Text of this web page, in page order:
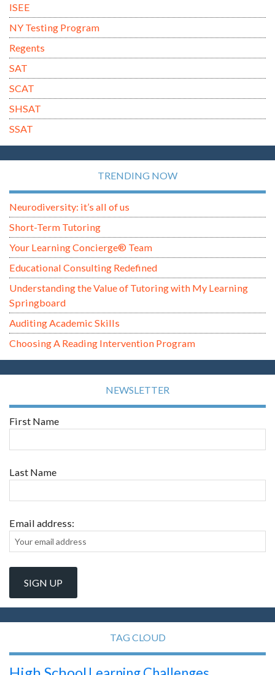
ISEE
NY Testing Program
Regents
SAT
SCAT
SHSAT
SSAT
TRENDING NOW
Neurodiversity: it’s all of us
Short-Term Tutoring
Your Learning Concierge® Team
Educational Consulting Redefined
Understanding the Value of Tutoring with My Learning
Springboard
Auditing Academic Skills
Choosing A Reading Intervention Program
NEWSLETTER
First Name
Last Name
Email address:
TAG CLOUD